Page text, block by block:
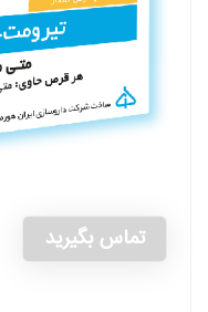
تماس بگیرید